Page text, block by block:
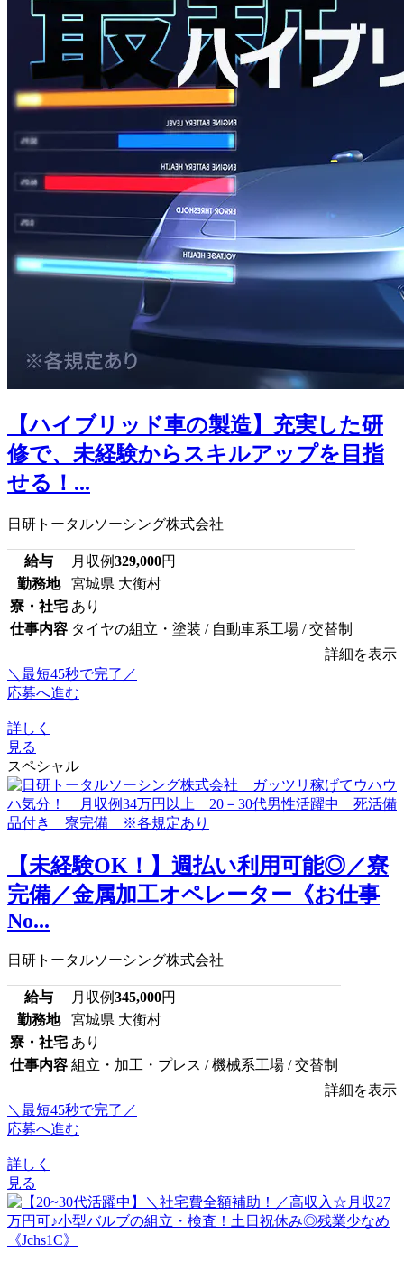
【ハイブリッド車の製造】充実した研
修で、未経験からスキルアップを目指
せる！...
日研トータルソーシング株式会社
給与 月収例329,000円
勤務地
宮城県 大衡村
寮・社宅 あり
仕事内容 タイヤの組立・塗装 / 自動車系工場 / 交替制
詳細を表示
＼最短45秒で完了／
応募へ進む
詳しく
見る
スペシャル
【未経験OK！】週払い利用可能◎／寮
完備／金属加工オペレーター《お仕事
No...
日研トータルソーシング株式会社
給与 月収例345,000円
勤務地
宮城県 大衡村
寮・社宅 あり
仕事内容 組立・加工・プレス / 機械系工場 / 交替制
詳細を表示
＼最短45秒で完了／
応募へ進む
詳しく
見る